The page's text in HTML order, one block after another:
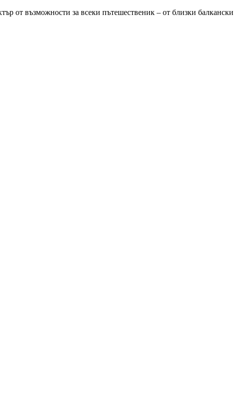
от възможности за всеки пътешественик – от близки балкански